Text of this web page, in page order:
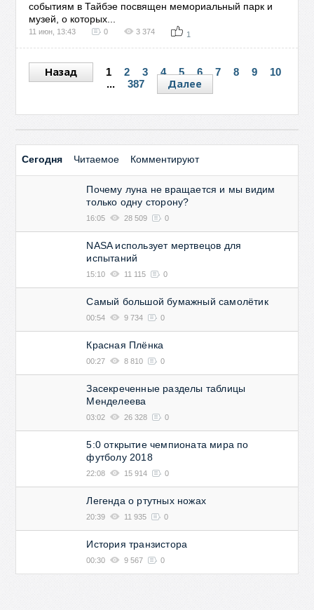
событиям в Тайбэе посвящен мемориальный парк и
музей, о которых...
11 июн, 13:43 0 3 374 1
Назад 1 2 3 4 5 6 7 8 9
10
...
387 Далее
Сегодня Читаемое Комментируют
Почему луна не вращается и мы видим
только одну сторону?
16:05 28 509 0
NASA использует мертвецов для
испытаний
15:10 11 115 0
Самый большой бумажный самолётик
00:54 9 734 0
Красная Плёнка
00:27 8 810 0
Засекреченные разделы таблицы
Менделеева
03:02 26 328 0
5:0 открытие чемпионата мира по
футболу 2018
22:08 15 914 0
Легенда о ртутных ножах
20:39 11 935 0
История транзистора
00:30 9 567 0